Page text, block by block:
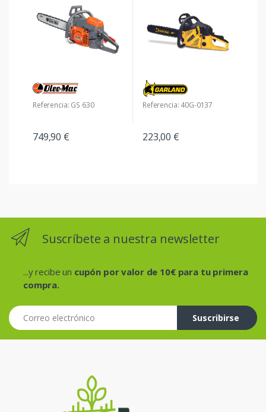
Referencia: GS 630
749,90 €
Referencia: 40G-0137
223,00 €
Suscríbete a nuestra newsletter
...y recibe un cupón por valor de 10€ para tu primera
compra.
Correo electrónico
Suscribirse